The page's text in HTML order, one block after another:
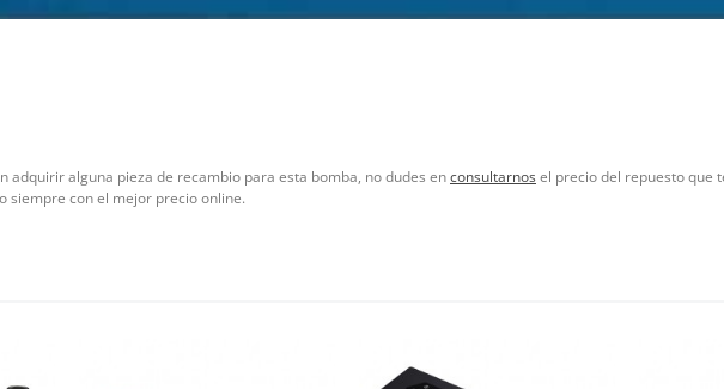
adquirir alguna pieza de recambio para esta bomba, no dudes enconsultarnosel precio del repuesto que
siempre con el mejor precio online.